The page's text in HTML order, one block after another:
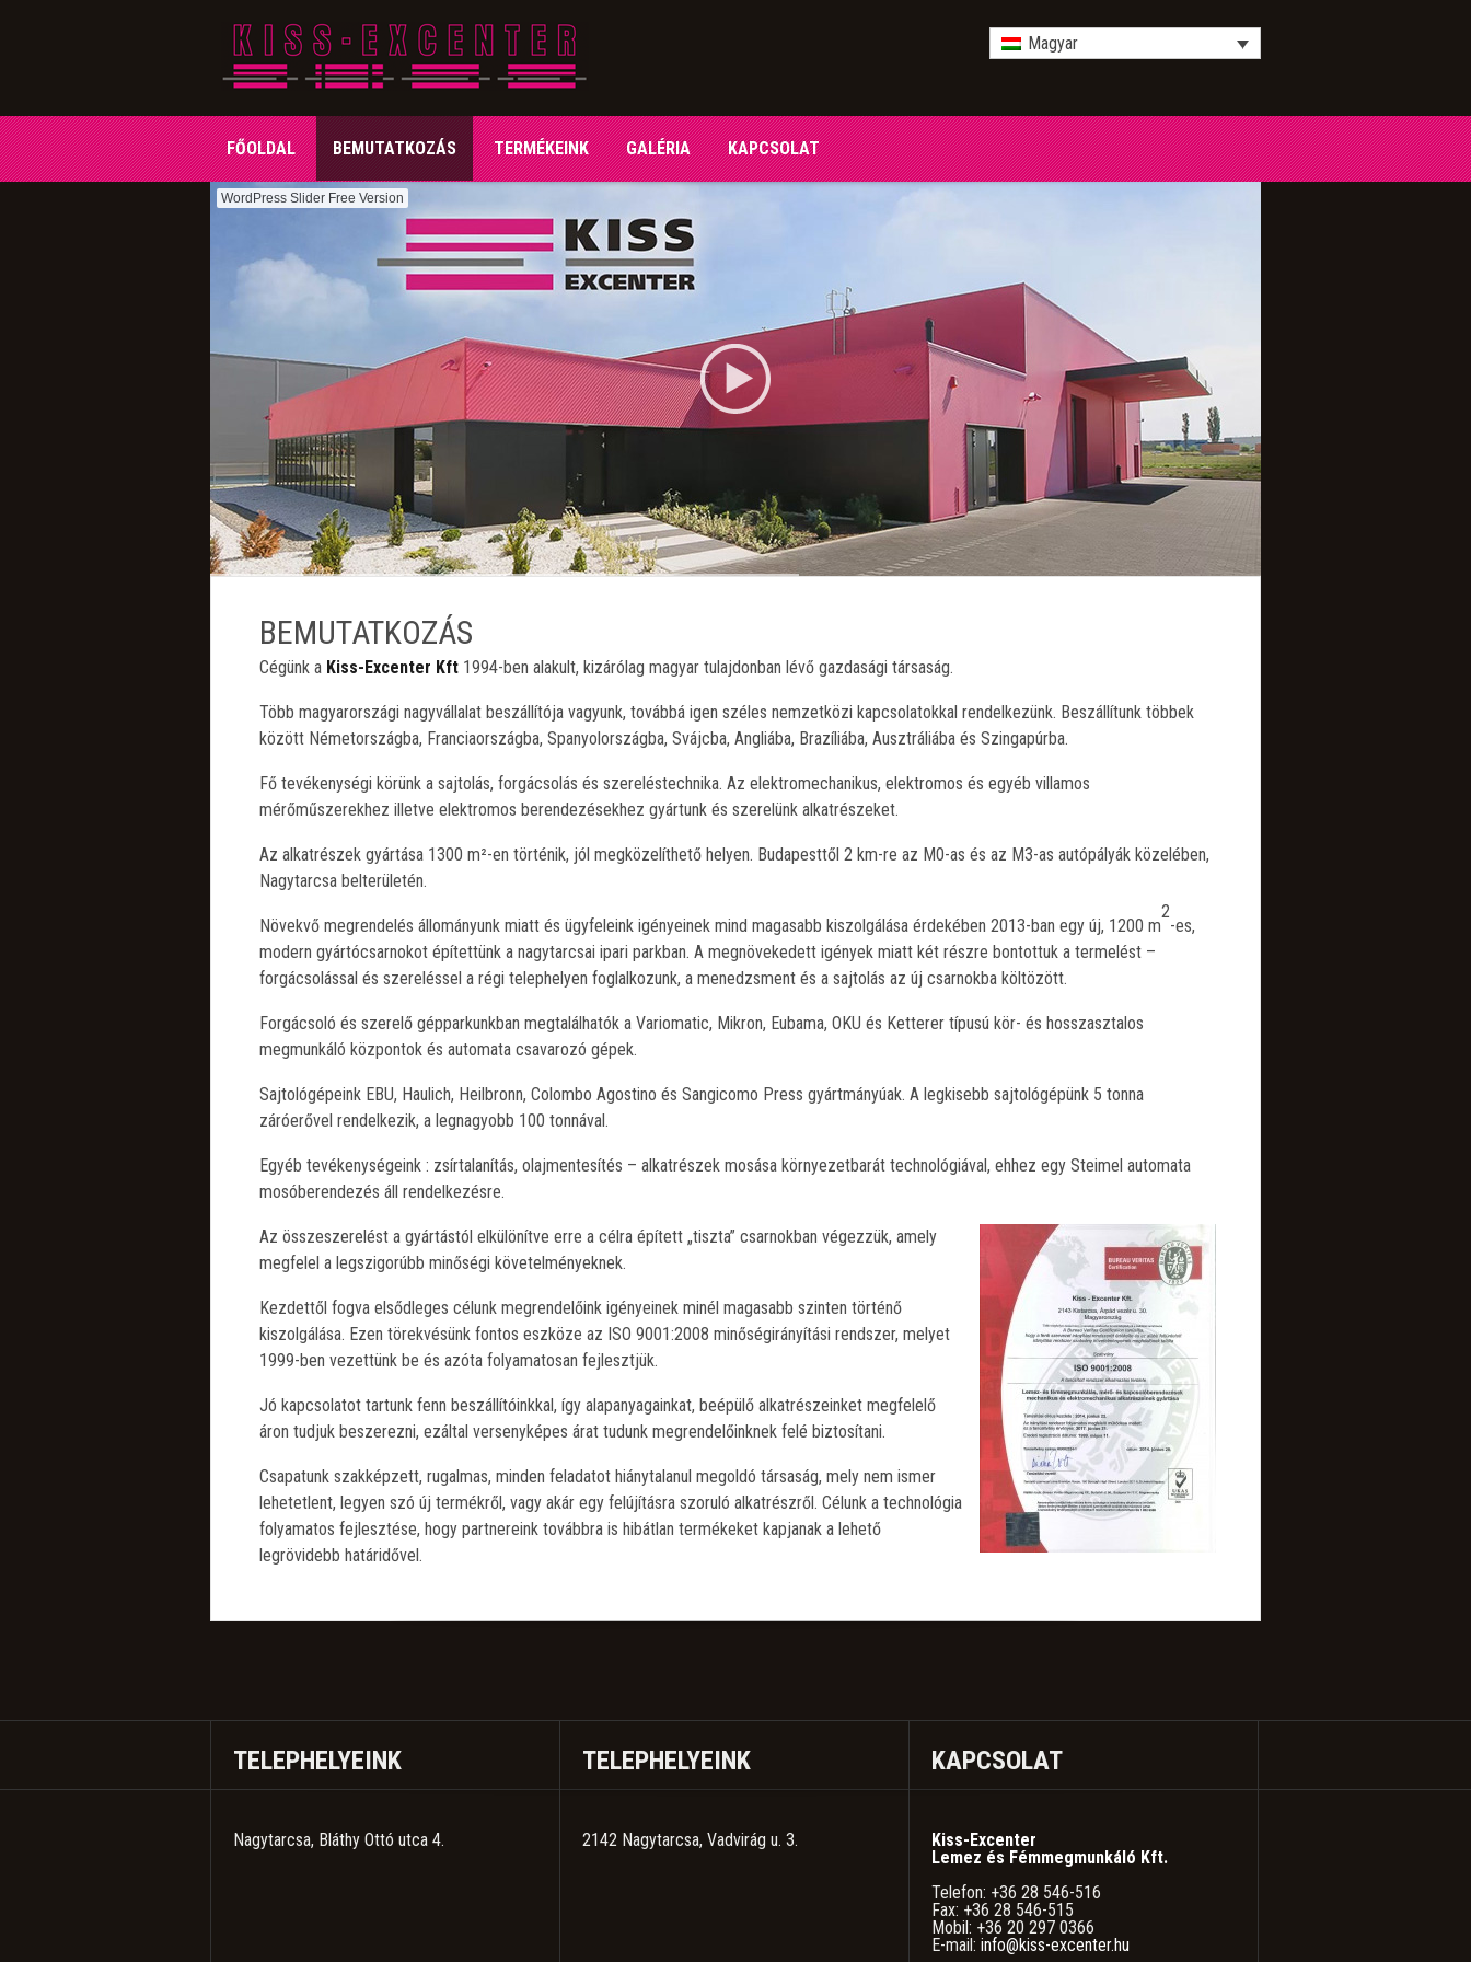
Magyar
FŐOLDAL
FŐOLDAL
BEMUTATKOZÁS
BEMUTATKOZÁS
TERMÉKEINK
TERMÉKEINK
GALÉRIA
GALÉRIA
KAPCSOLAT
WordPress Slider Free Version
BEMUTATKOZÁS
Cégünk a Kiss-Excenter Kft 1994-ben alakult, kizárólag magyar tulajdonban lévő gazdasági társaság.
Több magyarországi nagyvállalat beszállítója vagyunk, továbbá igen széles nemzetközi kapcsolatokkal rendelkezünk. Beszállítunk többek
között Németországba, Franciaországba, Spanyolországba, Svájcba, Angliába, Brazíliába, Ausztráliába és Szingapúrba.
Fő tevékenységi körünk a sajtolás, forgácsolás és szereléstechnika. Az elektromechanikus, elektromos és egyéb villamos
mérőműszerekhez illetve elektromos berendezésekhez gyártunk és szerelünk alkatrészeket.
Az alkatrészek gyártása 1300 m²-en történik, jól megközelíthető helyen. Budapesttől 2 km-re az M0-as és az M3-as autópályák közelében,
Nagytarcsa belterületén.
Növekvő megrendelés állományunk miatt és ügyfeleink igényeinek mind magasabb kiszolgálása érdekében 2013-ban egy új, 1200 m
2
-es,
modern gyártócsarnokot építettünk a nagytarcsai ipari parkban. A megnövekedett igények miatt két részre bontottuk a termelést –
forgácsolással és szereléssel a régi telephelyen foglalkozunk, a menedzsment és a sajtolás az új csarnokba költözött.
Forgácsoló és szerelő gépparkunkban megtalálhatók a Variomatic, Mikron, Eubama, OKU és Ketterer típusú kör- és hosszasztalos
megmunkáló központok és automata csavarozó gépek.
Sajtológépeink EBU, Haulich, Heilbronn, Colombo Agostino és Sangicomo Press gyártmányúak. A legkisebb sajtológépünk 5 tonna
záróerővel rendelkezik, a legnagyobb 100 tonnával.
Egyéb tevékenységeink : zsírtalanítás, olajmentesítés – alkatrészek mosása környezetbarát technológiával, ehhez egy Steimel automata
mosóberendezés áll rendelkezésre.
Az összeszerelést a gyártástól elkülönítve erre a célra épített „tiszta” csarnokban végezzük, amely
megfelel a legszigorúbb minőségi követelményeknek.
Kezdettől fogva elsődleges célunk megrendelőink igényeinek minél magasabb szinten történő
kiszolgálása. Ezen törekvésünk fontos eszköze az ISO 9001:2008 minőségirányítási rendszer, melyet
1999-ben vezettünk be és azóta folyamatosan fejlesztjük.
Jó kapcsolatot tartunk fenn beszállítóinkkal, így alapanyagainkat, beépülő alkatrészeinket megfelelő
áron tudjuk beszerezni, ezáltal versenyképes árat tudunk megrendelőinknek felé biztosítani.
Csapatunk szakképzett, rugalmas, minden feladatot hiánytalanul megoldó társaság, mely nem ismer
lehetetlent, legyen szó új termékről, vagy akár egy felújításra szoruló alkatrészről. Célunk a technológia
folyamatos fejlesztése, hogy partnereink továbbra is hibátlan termékeket kapjanak a lehető
legrövidebb határidővel.
TELEPHELYEINK
Nagytarcsa, Bláthy Ottó utca 4.
TELEPHELYEINK
2142 Nagytarcsa, Vadvirág u. 3.
KAPCSOLAT
Kiss-Excenter
Lemez és Fémmegmunkáló Kft.
Telefon: +36 28 546-516
Fax: +36 28 546-515
Mobil: +36 20 297 0366
E-mail: info@kiss-excenter.hu